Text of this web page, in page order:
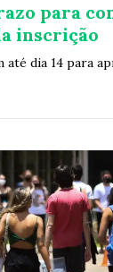
para
inscrição
até dia 14 para